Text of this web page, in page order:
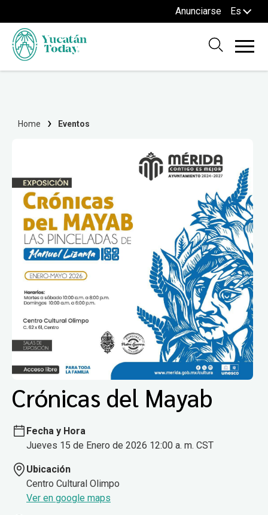
Anunciarse Es
Home Eventos
Crónicas del Mayab
Fecha y Hora
Jueves 15 de Enero de 2026 12:00 a. m. CST
Ubicación
Centro Cultural Olimpo
Ver en google maps